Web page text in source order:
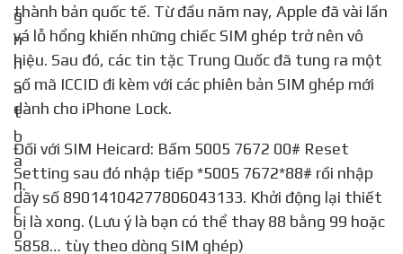
thành bản quốc tế. Từ đầu năm nay, Apple đã vài lần
vá lỗ hổng khiến những chiếc SIM ghép trở nên vô
hiệu. Sau đó, các tin tặc Trung Quốc đã tung ra một
số mã ICCID đi kèm với các phiên bản SIM ghép mới
dành cho iPhone Lock.
Đối với SIM Heicard: Bấm 5005 7672 00# Reset
Setting sau đó nhập tiếp *5005 7672*88# rồi nhập
dãy số 89014104277806043133. Khởi động lại thiết
bị là xong. (Lưu ý là bạn có thể thay 88 bằng 99 hoặc
5858… tùy theo dòng SIM ghép)